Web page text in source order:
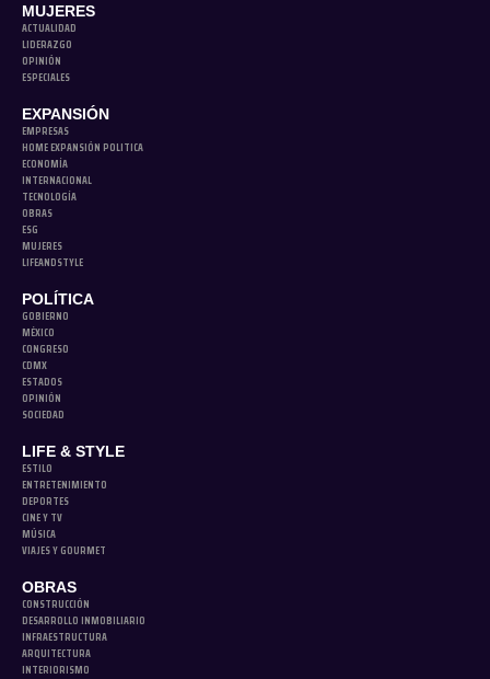
MUJERES
ACTUALIDAD
LIDERAZGO
OPINIÓN
ESPECIALES
EXPANSIÓN
EMPRESAS
HOME EXPANSIÓN POLITICA
ECONOMÍA
INTERNACIONAL
TECNOLOGÍA
OBRAS
ESG
MUJERES
LIFEANDSTYLE
POLÍTICA
GOBIERNO
MÉXICO
CONGRESO
CDMX
ESTADOS
OPINIÓN
SOCIEDAD
LIFE & STYLE
ESTILO
ENTRETENIMIENTO
DEPORTES
CINE Y TV
MÚSICA
VIAJES Y GOURMET
OBRAS
CONSTRUCCIÓN
DESARROLLO INMOBILIARIO
INFRAESTRUCTURA
ARQUITECTURA
INTERIORISMO